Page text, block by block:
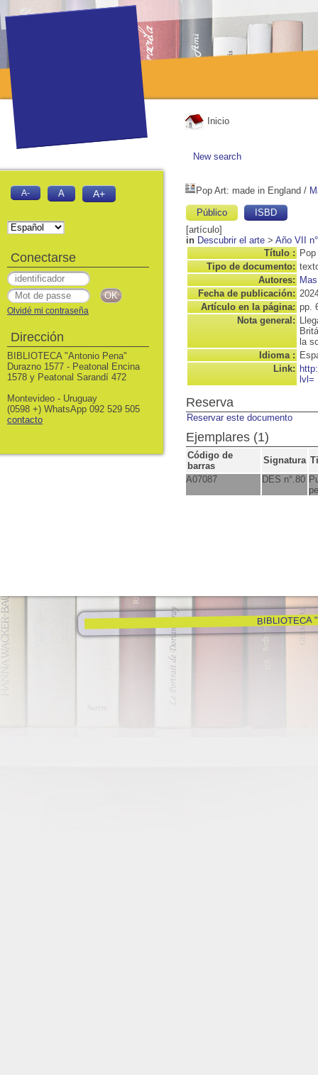
Inicio
New search
Pop Art: made in England /
Público
ISBD
[artículo]
in Descubrir el arte > Año VII
Título :
Tipo de documento:
Autores:
Fecha de publicación:
Artículo en la página: pp.
Nota general:
la
Idioma :
Link:
lvl=
Reserva
Reservar este documento
Ejemplares (1)
Código de
barras
Signatura
A07087
DES n°.80
BIBLIOTECA
A- A A+
Conectarse
Olvidé mi contraseña
Dirección
BIBLIOTECA "Antonio Pena"
Durazno 1577 - Peatonal Encina
1578 y Peatonal Sarandí 472
Montevideo - Uruguay
(0598 +) WhatsApp 092 529 505
contacto